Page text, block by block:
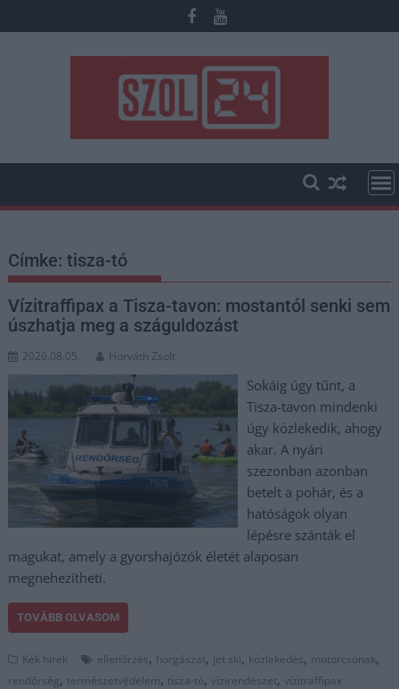
to
Címke:tisza-tó
Vízitraffipax a Tisza-tavon: mostantól senki sem
úszhatja meg a száguldozást
2026.08.05. Horváth Zsolt
Sokáig úgy tűnt, a
Tisza-tavon mindenki
úgy közlekedik, ahogy
akar. A nyári
szezonban azonban
betelt a pohár, és a
hatóságok olyan
lépésre szánták el
magukat, amely a gyorshajózók életét alaposan
megnehezítheti.
TOVÁBB OLVASOM
Kék hírek ellenőrzés, horgászat, jet ski, közlekedés, motorcsónak,
rendőrség, természetvédelem, tisza-tó,vízirendészet,vízitraffipax